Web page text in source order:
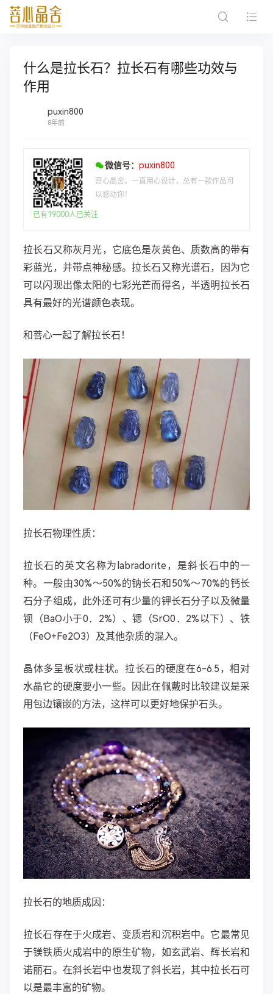
什么是拉长石？拉长石有哪些功效与
作用
puxin800
8年前
微信号： puxin800
菩心晶舍，一直用心设计，总有一款作品可
以感动你！
已有19000人已关注
​​拉长石又称灰月光，它底色是灰黄色、质数高的带有
彩蓝光，并带点神秘感。拉长石又称光谱石，因为它
可以闪现出像太阳的七彩光芒而得名，半透明拉长石
具有最好的光谱颜色表现。
和菩心一起了解拉长石！
拉长石物理性质：
拉长石的英文名称为labradorite，是斜长石中的一
种。一般由30%～50%的钠长石和50%～70%的钙长
石分子组成，此外还可有少量的钾长石分子以及微量
钡（BaO小于0．2%）、锶（SrO0．2%以下）、铁
（FeO+Fe2O3）及其他杂质的混入。
晶体多呈板状或柱状。拉长石的硬度在6-6.5，相对
水晶它的硬度要小一些。因此在佩戴时比较建议是采
用包边镶嵌的方法，这样可以更好地保护石头。
拉长石的地质成因：
拉长石存在于火成岩、变质岩和沉积岩中。它最常见
于镁铁质火成岩中的原生矿物，如玄武岩、辉长岩和
诺丽石。在斜长岩中也发现了斜长岩，其中拉长石可
以是最丰富的矿物。